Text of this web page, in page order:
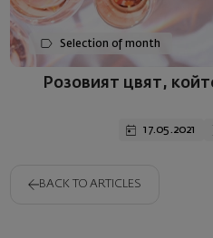
Selection of month
Розовият цвят,
17.05.2021
BACK TO ARTICLES